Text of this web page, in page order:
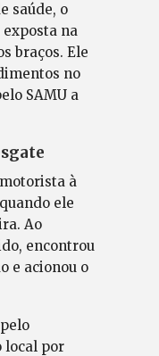
saúde, o
na
braços. Ele
no
SAMU a
à
ele
Ao
encontrou
e acionou o
local por